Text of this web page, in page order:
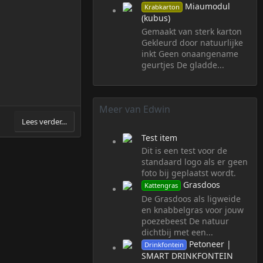
Lees verder…
Krabkarton
Miaumodul
(kubus)
Gemaakt van sterk karton
Gekleurd door natuurlijke
inkt Geen onaangename
geurtjes De gladde...
Meer van Edwin
Test item
Dit is een test voor de
standaard logo als er geen
foto bij geplaatst wordt.
Kattengras
Grasdoos
De Grasdoos als ligweide
en knabbelgras voor jouw
poezebeest De natuur
dichtbij met een...
Drinkfontein
Petoneer |
SMART DRINKFONTEIN